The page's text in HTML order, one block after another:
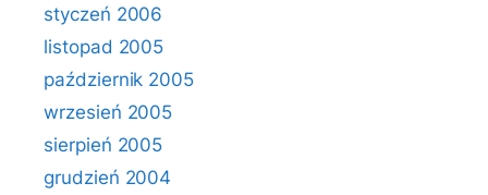
styczeń 2006
listopad 2005
październik 2005
wrzesień 2005
sierpień 2005
grudzień 2004